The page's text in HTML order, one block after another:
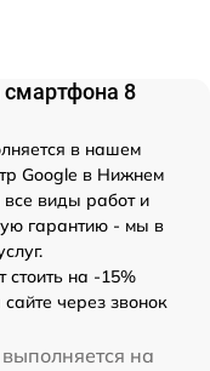
8
в нашем
Google в Нижнем
виды работ и
гарантию - мы в
стоить на -15%
через звонок
выполняется на